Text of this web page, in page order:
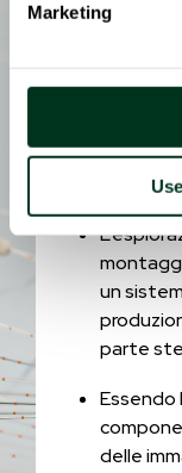
Marketing
un
parte
Essendo
delle